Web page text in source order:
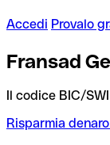
Accedi Provalo
Fransad
Il codice BIC/
Risparmia